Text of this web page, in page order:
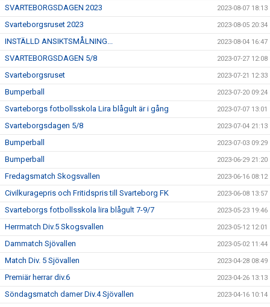
SVARTEBORGSDAGEN 2023 2023-08-07 18:13
Svarteborgsruset 2023 2023-08-05 20:34
INSTÄLLD ANSIKTSMÅLNING... 2023-08-04 16:47
SVARTEBORGSDAGEN 5/8 2023-07-27 12:08
Svarteborgsruset 2023-07-21 12:33
Bumperball 2023-07-20 09:24
Svarteborgs fotbollsskola Lira blågult är i gång 2023-07-07 13:01
Svarteborgsdagen 5/8 2023-07-04 21:13
Bumperball 2023-07-03 09:29
Bumperball 2023-06-29 21:20
Fredagsmatch Skogsvallen 2023-06-16 08:12
Civilkuragepris och Fritidspris till Svarteborg FK 2023-06-08 13:57
Svarteborgs fotbollsskola lira blågult 7-9/7 2023-05-23 19:46
Herrmatch Div.5 Skogsvallen 2023-05-12 12:01
Dammatch Sjövallen 2023-05-02 11:44
Match Div. 5 Sjövallen 2023-04-28 08:49
Premiär herrar div.6 2023-04-26 13:13
Söndagsmatch damer Div.4 Sjövallen 2023-04-16 10:14